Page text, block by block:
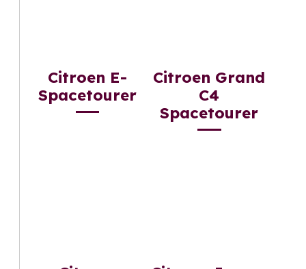
Citroen E-
Spacetourer
Citroen Grand
C4
Spacetourer